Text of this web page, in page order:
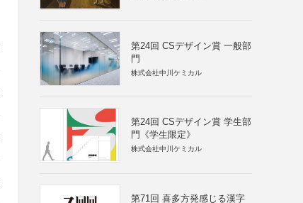
第24回 CSデザイン賞 一般部
門
株式会社中川ケミカル
第24回 CSデザイン賞 学生部
門《学生限定》
株式会社中川ケミカル
第71回 喜多方発感じる漢字